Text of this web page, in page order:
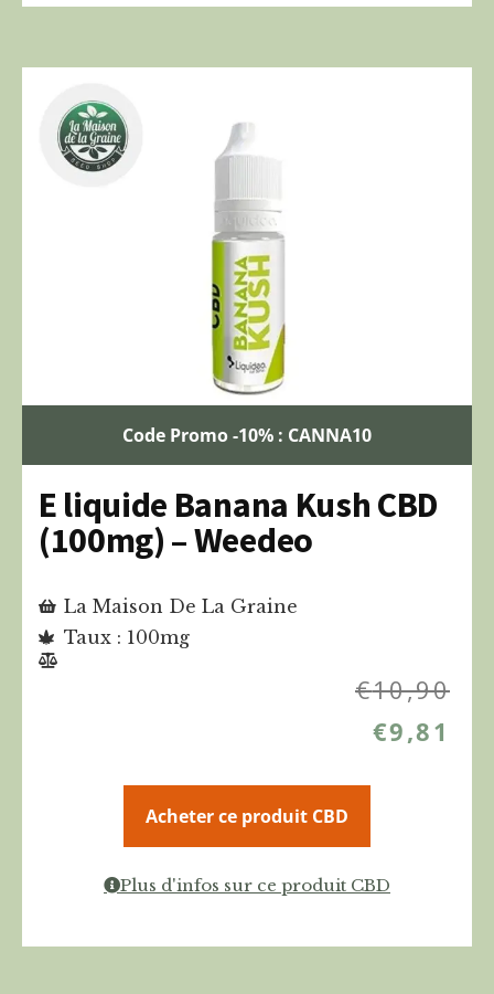
Code Promo -10% : CANNA10
E liquide Banana Kush CBD
(100mg) – Weedeo
La Maison De La Graine
Taux : 100mg
€10,90
€9,81
Acheter ce produit CBD
Plus d'infos sur ce produit CBD